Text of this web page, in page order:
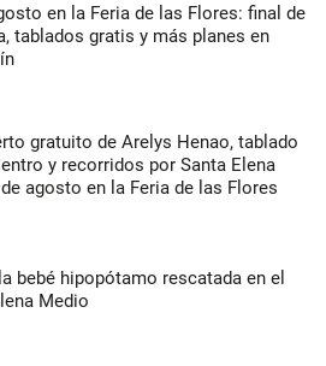
en la Feria de las Flores: final de
tablados gratis y más planes en
gratuito de Arelys Henao, tablado
y recorridos por Santa Elena
agosto en la Feria de las Flores
bebé hipopótamo rescatada en el
Medio